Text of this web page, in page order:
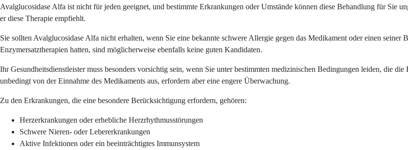
Avalglucosidase Alfa ist nicht für jeden geeignet, und bestimmte Erkrankungen oder Umstände können diese Behandlung für Sie
er diese Therapie empfiehlt.
Sie sollten Avalglucosidase Alfa nicht erhalten, wenn Sie eine bekannte schwere Allergie gegen das Medikament oder einen seiner
Enzymersatztherapien hatten, sind möglicherweise ebenfalls keine guten Kandidaten.
Ihr Gesundheitsdienstleister muss besonders vorsichtig sein, wenn Sie unter bestimmten medizinischen Bedingungen leiden, die
unbedingt von der Einnahme des Medikaments aus, erfordern aber eine engere Überwachung.
Zu den Erkrankungen, die eine besondere Berücksichtigung erfordern, gehören:
Herzerkrankungen oder erhebliche Herzrhythmusstörungen
Schwere Nieren- oder Lebererkrankungen
Aktive Infektionen oder ein beeinträchtigtes Immunsystem